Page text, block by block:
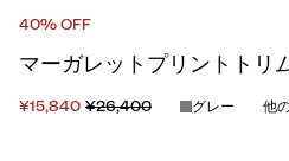
40% OFF
マーガレットプリントトリ
¥15,840 ¥26,400 グレー 他